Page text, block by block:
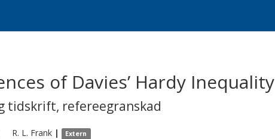
of Davies’ Hardy Inequality
tidskrift, refereegranskad
R. L. Frank | Extern